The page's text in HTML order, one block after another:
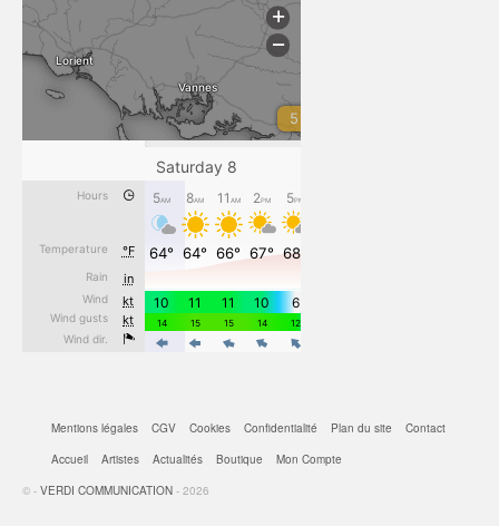
Mentions légales CGV Cookies Confidentialité Plan du site
Contact
Accueil
Artistes Actualités Boutique
Mon Compte
© - VERDI COMMUNICATION - 2026